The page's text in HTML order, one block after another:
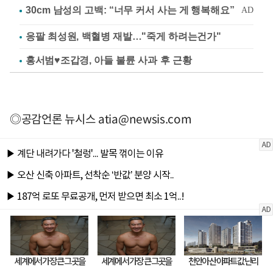
응팔 최성원, 백혈병 재발…"죽게 하려는건가"
홍서범♥조갑경, 아들 불륜 사과 후 근황
◎공감언론 뉴시스atia@newsis.com